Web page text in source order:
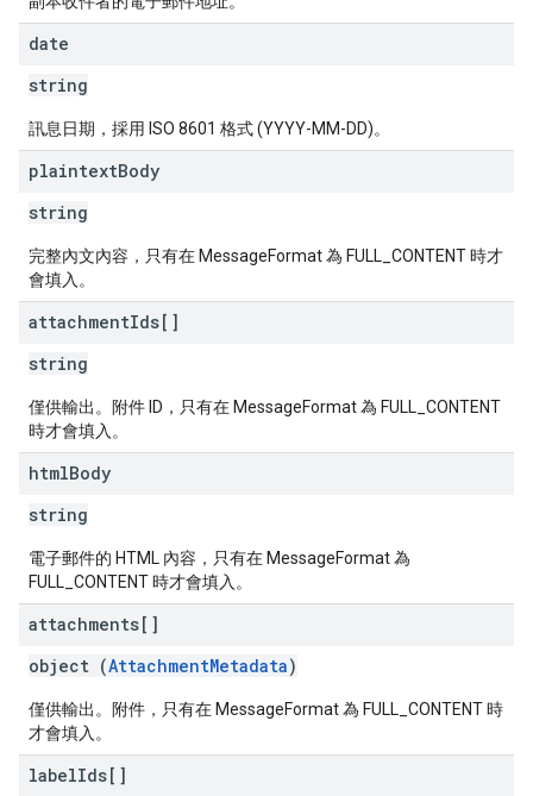
date
string
訊息日期，採用 ISO 8601 格式 (YYYY-MM-DD)。
plaintextBody
string
完整內文內容，只有在 MessageFormat 為 FULL_CONTENT 時才
會填入。
attachmentIds[]
string
僅供輸出。附件 ID，只有在 MessageFormat 為 FULL_CONTENT
時才會填入。
htmlBody
string
電子郵件的 HTML 內容，只有在 MessageFormat 為
FULL_CONTENT 時才會填入。
attachments[]
object (AttachmentMetadata)
僅供輸出。附件，只有在 MessageFormat 為 FULL_CONTENT 時
才會填入。
labelIds[]